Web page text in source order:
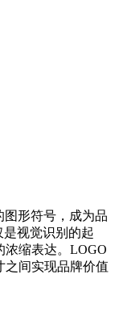
图形符号，成为品
视觉识别的起
浓缩表达。LOGO
之间实现品牌价值